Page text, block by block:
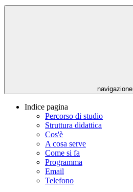
navigazione
Indice pagina
Percorso di studio
Struttura didattica
Cos'è
A cosa serve
Come si fa
Programma
Email
Telefono